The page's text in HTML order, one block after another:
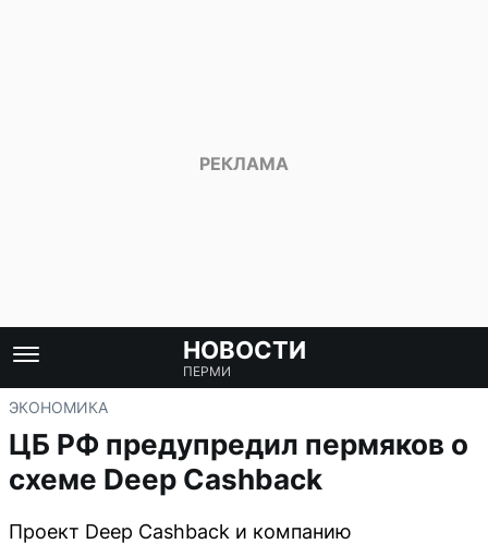
НОВОСТИ
ПЕРМИ
ЭКОНОМИКА
ЦБ РФ предупредил пермяков о
схеме Deep Cashback
Проект Deep Cashback и компанию